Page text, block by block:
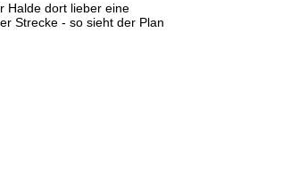
Halde dort lieber eine
Strecke - so sieht der Plan